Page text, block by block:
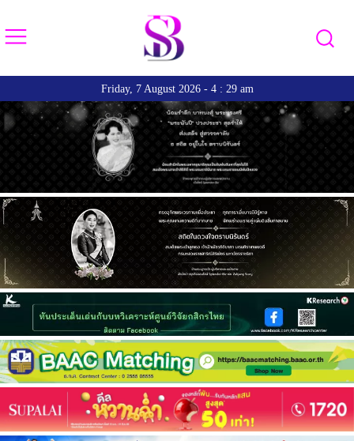
Friday, 7 August 2026 - 4 : 29 am